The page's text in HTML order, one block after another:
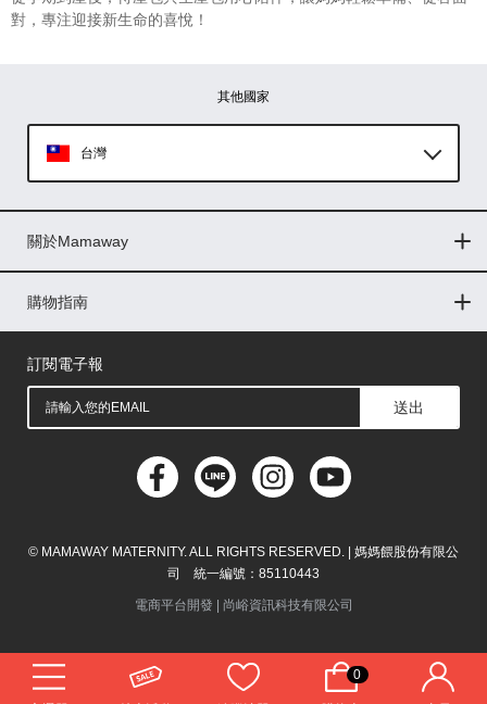
0
對，專注迎接新生命的喜悅！
其他國家
台灣
印尼
菲律賓
馬來西亞
關於Mamaway
門市據點
最新消息
品牌故事
人力招募
媒體花絮
隱私權聲明
CSR企業社會責任
購物指南
購物常見問題
退換貨問題
儲值金使用條款
購買儲值金
發票問題
會員權益
線上留言
吸乳器-免費體驗
訂閱電子報
送出
© MAMAWAY MATERNITY. ALL RIGHTS RESERVED. | 媽媽餵股份有限公
司 統一編號：85110443
電商平台開發 | 尚峪資訊科技有限公司